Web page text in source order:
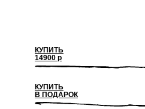
КУПИТЬ
14900 р
КУПИТЬ
В ПОДАРОК